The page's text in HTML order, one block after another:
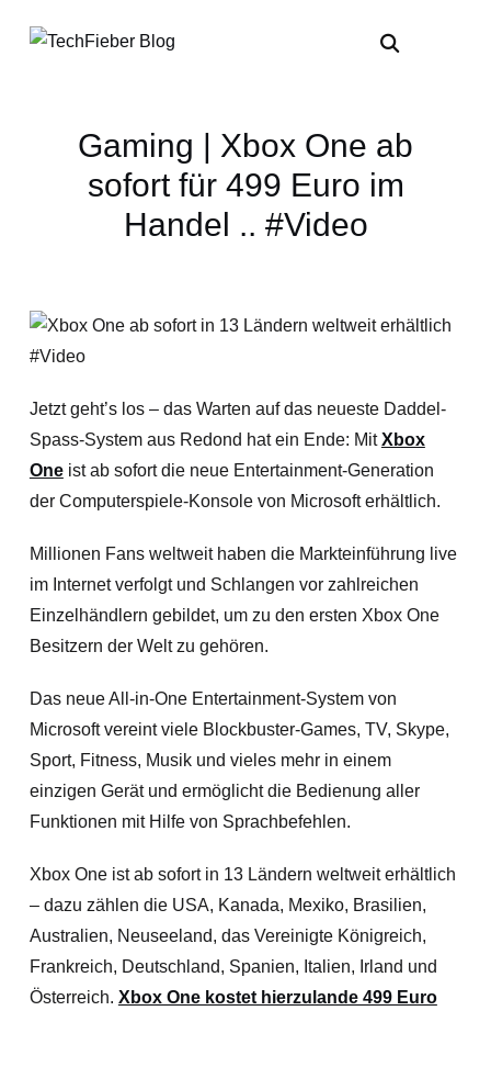
Gaming | Xbox One ab
sofort für 499 Euro im
Handel .. #Video
Jetzt geht’s los – das Warten auf das neueste Daddel-
Spass-System aus Redond hat ein Ende: MitXbox
Oneist ab sofort die neue Entertainment-Generation
der Computerspiele-Konsole von Microsoft erhältlich.
Millionen Fans weltweit haben die Markteinführung live
im Internet verfolgt und Schlangen vor zahlreichen
Einzelhändlern gebildet, um zu den ersten Xbox One
Besitzern der Welt zu gehören.
Das neue All-in-One Entertainment-System von
Microsoft vereint viele Blockbuster-Games, TV, Skype,
Sport, Fitness, Musik und vieles mehr in einem
einzigen Gerät und ermöglicht die Bedienung aller
Funktionen mit Hilfe von Sprachbefehlen.
Xbox One ist ab sofort in 13 Ländern weltweit erhältlich
– dazu zählen die USA, Kanada, Mexiko, Brasilien,
Australien, Neuseeland, das Vereinigte Königreich,
Frankreich, Deutschland, Spanien, Italien, Irland und
Österreich. Xbox One kostet hierzulande 499 Euro